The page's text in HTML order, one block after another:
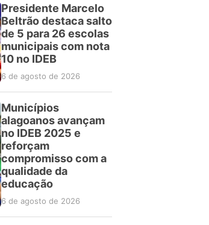
Presidente Marcelo
Beltrão destaca salto
de 5 para 26 escolas
municipais com nota
10 no IDEB
6 de agosto de 2026
Municípios
alagoanos avançam
no IDEB 2025 e
reforçam
compromisso com a
qualidade da
educação
6 de agosto de 2026